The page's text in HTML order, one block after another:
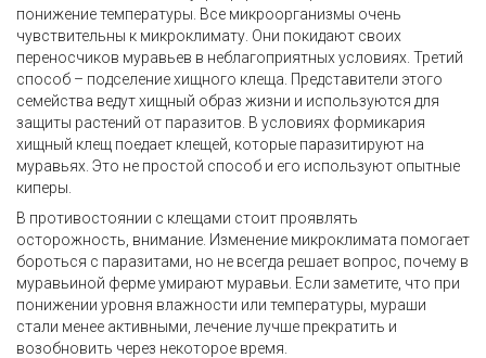
понижение температуры. Все микроорганизмы очень
чувствительны к микроклимату. Они покидают своих
переносчиков муравьев в неблагоприятных условиях. Третий
способ – подселение хищного клеща. Представители этого
семейства ведут хищный образ жизни и используются для
защиты растений от паразитов. В условиях формикария
хищный клещ поедает клещей, которые паразитируют на
муравьях. Это не простой способ и его используют опытные
киперы.
В противостоянии с клещами стоит проявлять
осторожность, внимание. Изменение микроклимата помогает
бороться с паразитами, но не всегда решает вопрос, почему в
муравьиной ферме умирают муравьи. Если заметите, что при
понижении уровня влажности или температуры, мураши
стали менее активными, лечение лучше прекратить и
возобновить через некоторое время.